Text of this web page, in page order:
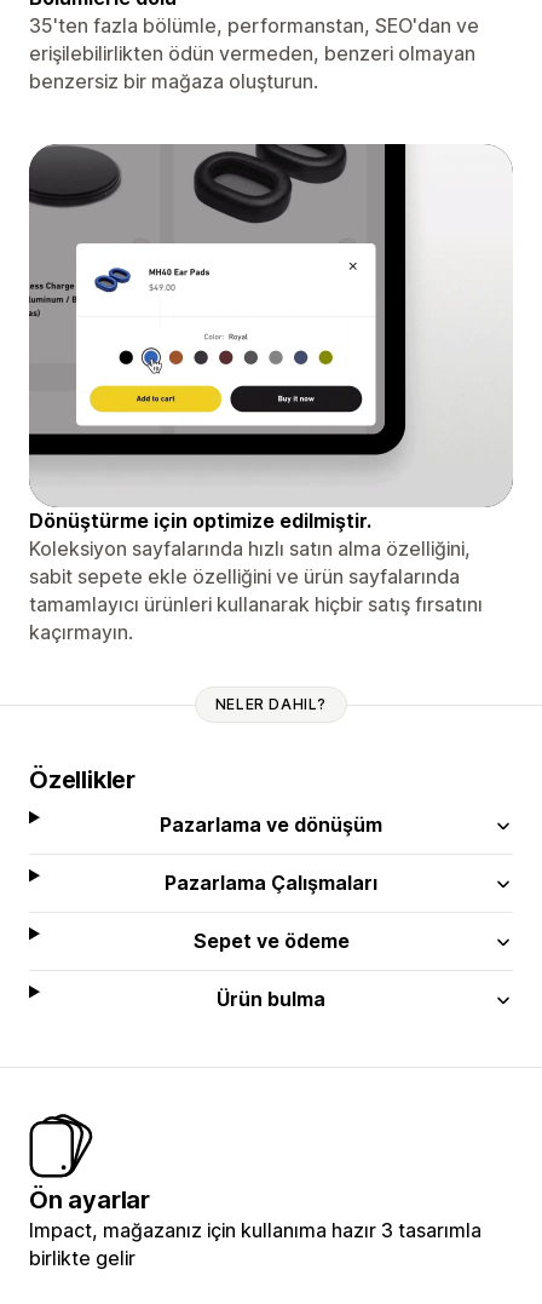
35'ten fazla bölümle, performanstan, SEO'dan ve
erişilebilirlikten ödün vermeden, benzeri olmayan
benzersiz bir mağaza oluşturun.
Dönüştürme için optimize edilmiştir.
Koleksiyon sayfalarında hızlı satın alma özelliğini,
sabit sepete ekle özelliğini ve ürün sayfalarında
tamamlayıcı ürünleri kullanarak hiçbir satış fırsatını
kaçırmayın.
NELER DAHIL?
Özellikler
Pazarlama ve dönüşüm
Pazarlama Çalışmaları
Sepet ve ödeme
Ürün bulma
Ön ayarlar
Impact, mağazanız için kullanıma hazır 3 tasarımla
birlikte gelir